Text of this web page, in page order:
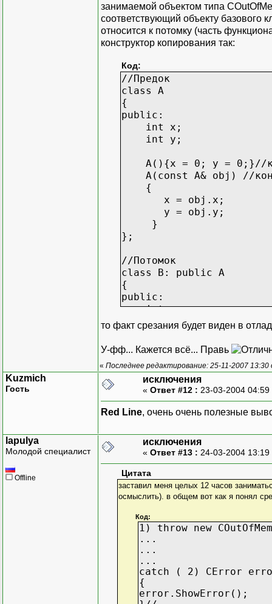
занимаемой объектом типа
соответствующий объекту базового
относится к потомку (часть
конструктор копирования так:
Код:
//Предок
class A
{
public:
int x;
int y;
A(){x = 0; y = 0;}//
A(const A& obj) //
{
x = obj.x;
y = obj.y;
}
};
//Потомок
class B: public A
{
public:
int z;
B(){z = 0;}
int _tmain(int argc,
B objB;//вызов
//меняем
objB.y = 1;
objB.z = 1;//это
A objA = objB; //
//В данном
return 0;
то факт срезания будет виден в
У-фф... Кажется всё... Правь
« Последнее редактирование: 25-11-2007 13:30
Kuzmich
Гость
исключения
« Ответ #12 : 23-03-2004
Red Line, очень очень полезные
lapulya
Молодой специалист
Offline
исключения
« Ответ #13 : 24-03-2004
Цитата
заставил меня целых 12 часов
осмыслить). в общем вот как я понял
Код:
1) throw new
...
...
...
catch ( 2) CError
{
error.ShowError();